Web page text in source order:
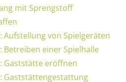
mit Sprengstoff
Aufstellung von Spielgeräten
Betreiben einer Spielhalle
Gaststätte eröffnen
Gaststättengestattung